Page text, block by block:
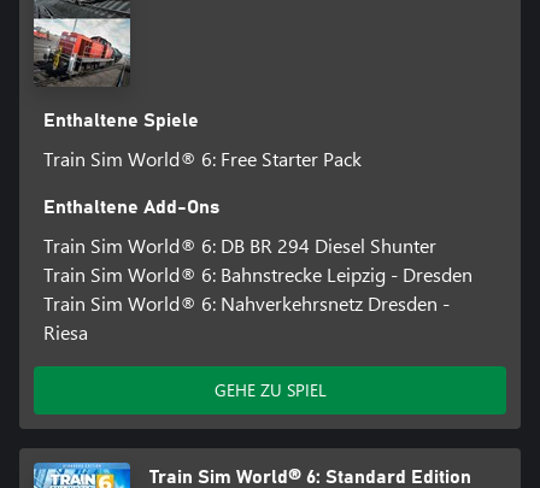
Enthaltene Spiele
Train Sim World® 6: Free Starter Pack
Enthaltene Add-Ons
Train Sim World® 6: DB BR 294 Diesel Shunter
Train Sim World® 6: Bahnstrecke Leipzig - Dresden
Train Sim World® 6: Nahverkehrsnetz Dresden -
Riesa
GEHE ZU SPIEL
Train Sim World® 6: Standard Edition